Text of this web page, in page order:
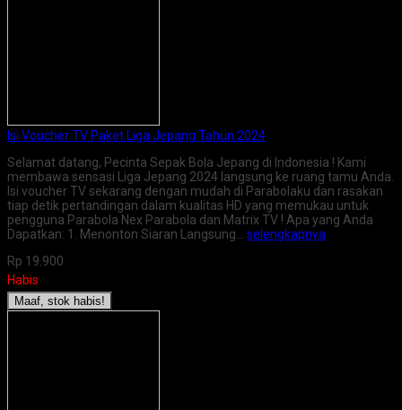
Isi Voucher TV Paket Liga Jepang Tahun 2024
Selamat datang, Pecinta Sepak Bola Jepang di Indonesia ! Kami
membawa sensasi Liga Jepang 2024 langsung ke ruang tamu Anda.
Isi voucher TV sekarang dengan mudah di Parabolaku dan rasakan
tiap detik pertandingan dalam kualitas HD yang memukau untuk
pengguna Parabola Nex Parabola dan Matrix TV ! Apa yang Anda
Dapatkan: 1. Menonton Siaran Langsung… selengkapnya
Rp 19.900
Habis
Maaf, stok habis!